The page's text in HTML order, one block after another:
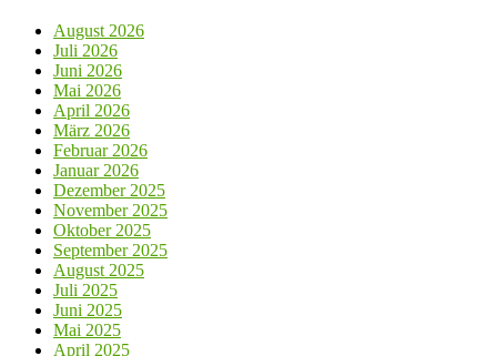
August 2026
Juli 2026
Juni 2026
Mai 2026
April 2026
März 2026
Februar 2026
Januar 2026
Dezember 2025
November 2025
Oktober 2025
September 2025
August 2025
Juli 2025
Juni 2025
Mai 2025
April 2025